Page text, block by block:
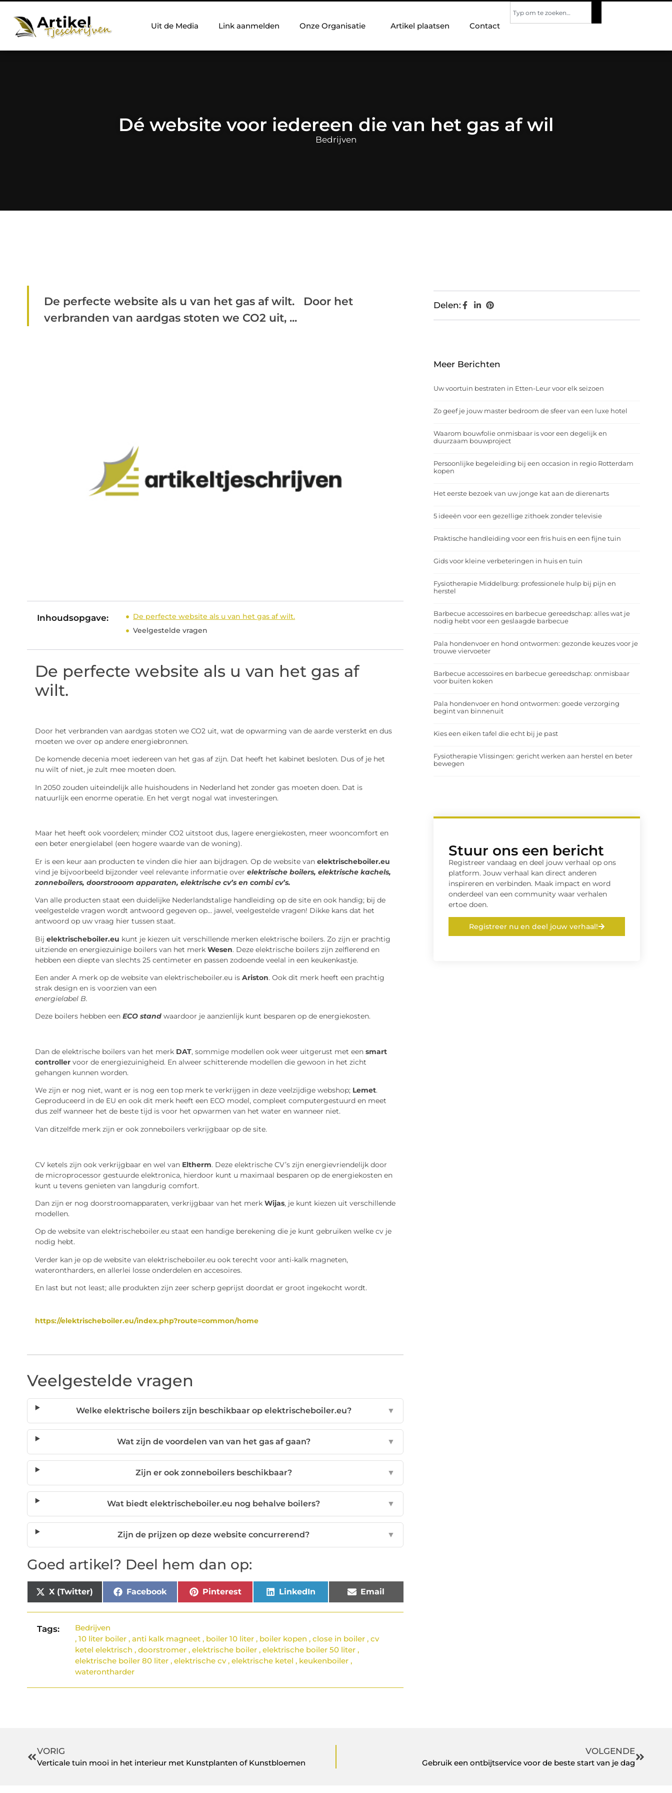
Uit de Media Link aanmelden Onze Organisatie Artikel plaatsen Contact
Dé website voor iedereen die van het gas af wil
Bedrijven
De perfecte website als u van het gas af wilt. Door het
verbranden van aardgas stoten we CO2 uit, ...
Inhoudsopgave:
De perfecte website als u van het gas af wilt.
Veelgestelde vragen
De perfecte website als u van het gas af
wilt.
Door het verbranden van aardgas stoten we CO2 uit, wat de opwarming van de aarde versterkt en dus
moeten we over op andere energiebronnen.
De komende decenia moet iedereen van het gas af zijn. Dat heeft het kabinet besloten. Dus of je het
nu wilt of niet, je zult mee moeten doen.
In 2050 zouden uiteindelijk alle huishoudens in Nederland het zonder gas moeten doen. Dat is
natuurlijk een enorme operatie. En het vergt nogal wat investeringen.
Maar het heeft ook voordelen; minder CO2 uitstoot dus, lagere energiekosten, meer wooncomfort en
een beter energielabel (een hogere waarde van de woning).
Er is een keur aan producten te vinden die hier aan bijdragen. Op de website van elektrischeboiler.eu
vind je bijvoorbeeld bijzonder veel relevante informatie over elektrische boilers, elektrische kachels,
zonneboilers, doorstrooom apparaten, elektrische cv’s en combi cv’s.
Van alle producten staat een duidelijke Nederlandstalige handleiding op de site en ook handig; bij de
veelgestelde vragen wordt antwoord gegeven op… jawel, veelgestelde vragen! Dikke kans dat het
antwoord op uw vraag hier tussen staat.
Bij elektrischeboiler.eu kunt je kiezen uit verschillende merken elektrische boilers. Zo zijn er prachtig
uitziende en energiezuinige boilers van het merk Wesen. Deze elektrische boilers zijn zelflerend en
hebben een diepte van slechts 25 centimeter en passen zodoende veelal in een keukenkastje.
Een ander A merk op de website van elektrischeboiler.eu is Ariston. Ook dit merk heeft een prachtig
strak design en is voorzien van een
energielabel B.
Deze boilers hebben een ECO standwaardoor je aanzienlijk kunt besparen op de energiekosten.
Dan de elektrische boilers van het merk DAT, sommige modellen ook weer uitgerust met een smart
controllervoor de energiezuinigheid. En alweer schitterende modellen die gewoon in het zicht
gehangen kunnen worden.
We zijn er nog niet, want er is nog een top merk te verkrijgen in deze veelzijdige webshop; Lemet.
Geproduceerd in de EU en ook dit merk heeft een ECO model, compleet computergestuurd en meet
dus zelf wanneer het de beste tijd is voor het opwarmen van het water en wanneer niet.
Van ditzelfde merk zijn er ook zonneboilers verkrijgbaar op de site.
CV ketels zijn ook verkrijgbaar en wel van Eltherm. Deze elektrische CV’s zijn energievriendelijk door
de microprocessor gestuurde elektronica, hierdoor kunt u maximaal besparen op de energiekosten en
kunt u tevens genieten van langdurig comfort.
Dan zijn er nog doorstroomapparaten, verkrijgbaar van het merk Wijas, je kunt kiezen uit verschillende
modellen.
Op de website van elektrischeboiler.eu staat een handige berekening die je kunt gebruiken welke cv je
nodig hebt.
Verder kan je op de website van elektrischeboiler.eu ook terecht voor anti-kalk magneten,
waterontharders, en allerlei losse onderdelen en accesoires.
En last but not least; alle produkten zijn zeer scherp geprijst doordat er groot ingekocht wordt.
https://elektrischeboiler.eu/index.php?route=common/home
Veelgestelde vragen
Welke elektrische boilers zijn beschikbaar op elektrischeboiler.eu? ▼
Wat zijn de voordelen van van het gas af gaan? ▼
Zijn er ook zonneboilers beschikbaar? ▼
Wat biedt elektrischeboiler.eu nog behalve boilers? ▼
Zijn de prijzen op deze website concurrerend? ▼
Goed artikel? Deel hem dan op:
X (Twitter) Facebook Pinterest LinkedIn Email
Tags:
Bedrijven
,10 liter boiler ,anti kalk magneet , boiler 10 liter , boiler kopen ,close in boiler ,cv
ketel elektrisch ,doorstromer ,elektrische boiler ,elektrische boiler 50 liter ,
elektrische boiler 80 liter ,elektrische cv,elektrische ketel , keukenboiler ,
waterontharder
Delen:
Meer Berichten
Uw voortuin bestraten in Etten-Leur voor elk seizoen
Zo geef je jouw master bedroom de sfeer van een luxe hotel
Waarom bouwfolie onmisbaar is voor een degelijk en
duurzaam bouwproject
Persoonlijke begeleiding bij een occasion in regio Rotterdam
kopen
Het eerste bezoek van uw jonge kat aan de dierenarts
5 ideeën voor een gezellige zithoek zonder televisie
Praktische handleiding voor een fris huis en een fijne tuin
Gids voor kleine verbeteringen in huis en tuin
Fysiotherapie Middelburg: professionele hulp bij pijn en
herstel
Barbecue accessoires en barbecue gereedschap: alles wat je
nodig hebt voor een geslaagde barbecue
Pala hondenvoer en hond ontwormen: gezonde keuzes voor je
trouwe viervoeter
Barbecue accessoires en barbecue gereedschap: onmisbaar
voor buiten koken
Pala hondenvoer en hond ontwormen: goede verzorging
begint van binnenuit
Kies een eiken tafel die echt bij je past
Fysiotherapie Vlissingen: gericht werken aan herstel en beter
bewegen
Stuur ons een bericht
Registreer vandaag en deel jouw verhaal op ons
platform. Jouw verhaal kan direct anderen
inspireren en verbinden. Maak impact en word
onderdeel van een community waar verhalen
ertoe doen.
Registreer nu en deel jouw verhaal!
VORIG
Verticale tuin mooi in het interieur met Kunstplanten of Kunstbloemen
VOLGENDE
Gebruik een ontbijtservice voor de beste start van je dag